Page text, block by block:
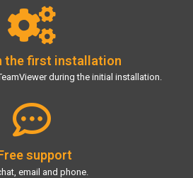
the first installation
during the initial installation.
support
email and phone.